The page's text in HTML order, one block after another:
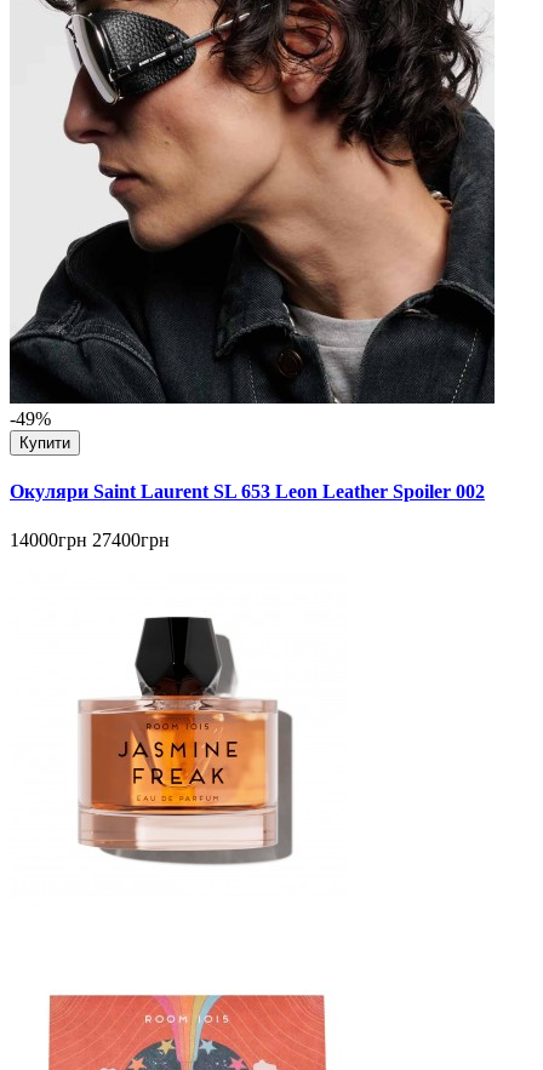
-49%
Купити
Окуляри Saint Laurent SL 653 Leon Leather Spoiler 002
14000грн 27400грн